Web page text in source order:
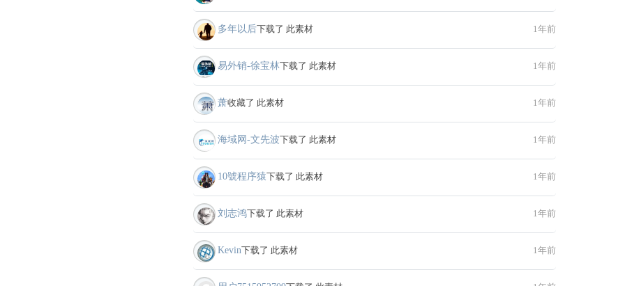
多年以后下载了 此素材 1年前
易外销-徐宝林下载了 此素材 1年前
萧收藏了 此素材 1年前
海域网-文先波下载了 此素材 1年前
10號程序猿下载了 此素材 1年前
刘志鸿下载了 此素材 1年前
Kevin下载了 此素材 1年前